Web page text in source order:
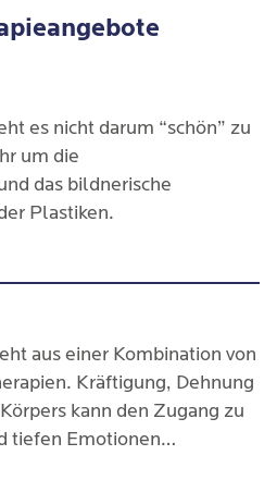
es nicht darum “schön” zu
um die
das bildnerische
Plastiken.
aus einer Kombination von
Kräftigung, Dehnung
kann den Zugang zu
tiefen Emotionen
und die